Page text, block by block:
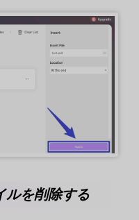
ルを削除する